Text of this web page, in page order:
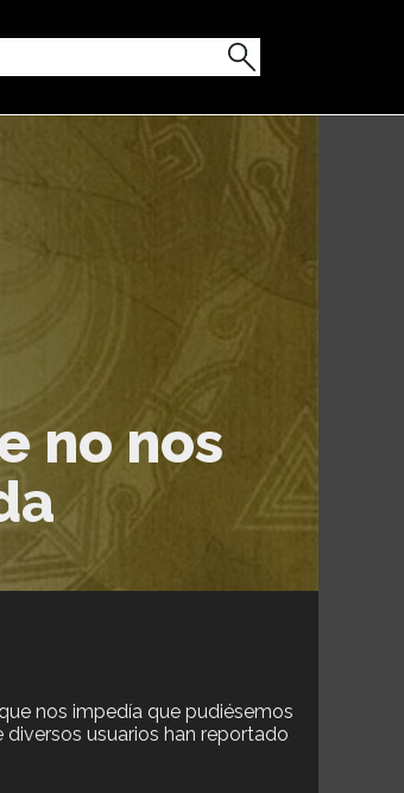
no nos
nos impedía que pudiésemos
usuarios han reportado